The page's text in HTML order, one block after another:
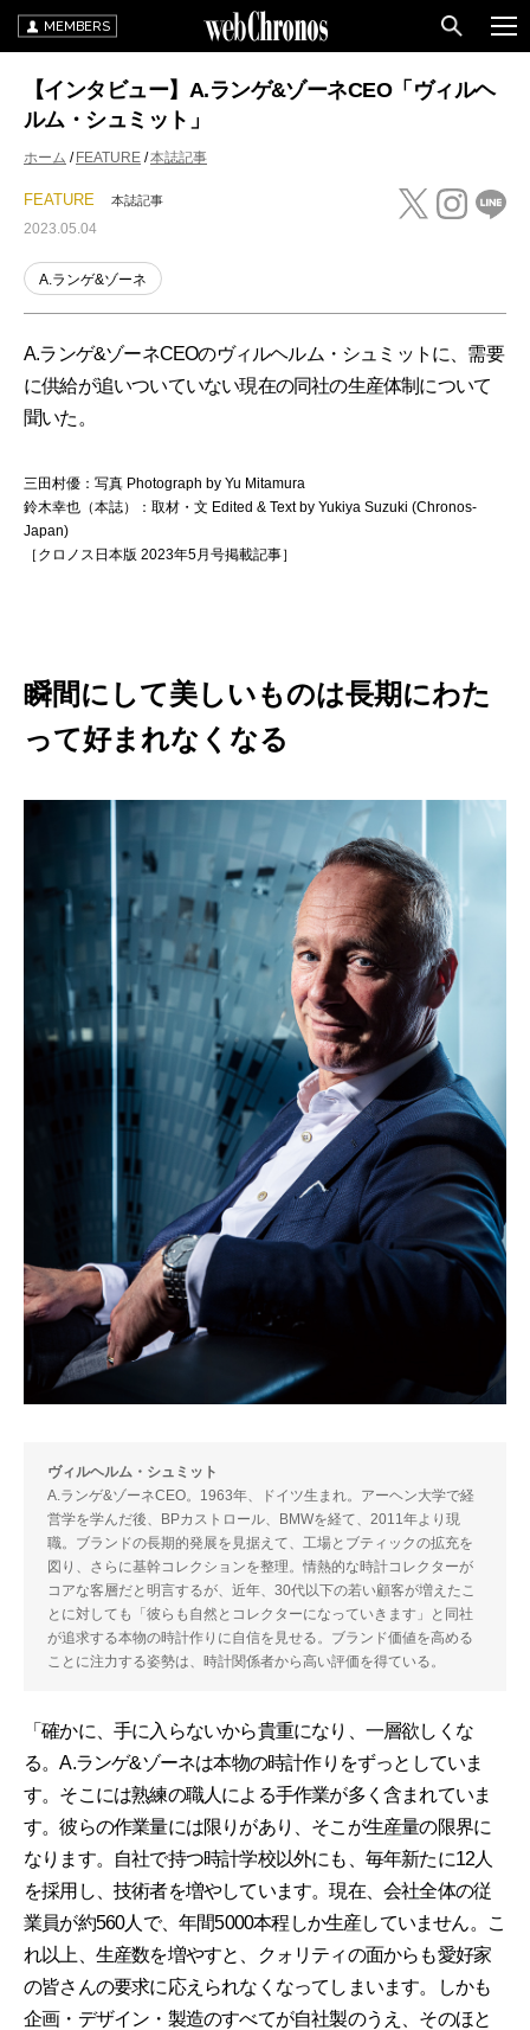
MEMBERS
【インタビュー】A.ランゲ&ゾーネCEO「ヴィルヘ
ルム・シュミット」
ホーム FEATURE 本誌記事
FEATURE 本誌記事
2023.05.04
A.ランゲ&ゾーネ
A.ランゲ&ゾーネCEOのヴィルヘルム・シュミットに、需要
に供給が追いついていない現在の同社の生産体制について
聞いた。
三田村優：写真 Photograph by Yu Mitamura
鈴木幸也（本誌）：取材・文 Edited & Text by Yukiya Suzuki (Chronos-
Japan)
［クロノス日本版 2023年5月号掲載記事］
瞬間にして美しいものは長期にわた
って好まれなくなる
ヴィルヘルム・シュミット
A.ランゲ&ゾーネCEO。1963年、ドイツ生まれ。アーヘン大学で経
営学を学んだ後、BPカストロール、BMWを経て、2011年より現
職。ブランドの長期的発展を見据えて、工場とブティックの拡充を
図り、さらに基幹コレクションを整理。情熱的な時計コレクターが
コアな客層だと明言するが、近年、30代以下の若い顧客が増えたこ
とに対しても「彼らも自然とコレクターになっていきます」と同社
が追求する本物の時計作りに自信を見せる。ブランド価値を高める
ことに注力する姿勢は、時計関係者から高い評価を得ている。
「確かに、手に入らないから貴重になり、一層欲しくな
る。A.ランゲ&ゾーネは本物の時計作りをずっとしていま
す。そこには熟練の職人による手作業が多く含まれていま
す。彼らの作業量には限りがあり、そこが生産量の限界に
なります。自社で持つ時計学校以外にも、毎年新たに12人
を採用し、技術者を増やしています。現在、会社全体の従
業員が約560人で、年間5000本程しか生産していません。こ
れ以上、生産数を増やすと、クォリティの面からも愛好家
の皆さんの要求に応えられなくなってしまいます。しかも
企画・デザイン・製造のすべてが自社製のうえ、そのほと